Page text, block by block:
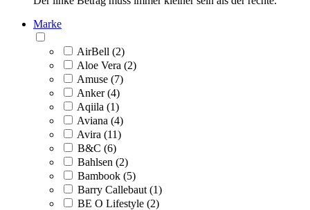
Marke
AirBell (2)
Aloe Vera (2)
Amuse (7)
Anker (4)
Aqiila (1)
Aviana (4)
Avira (11)
B&C (6)
Bahlsen (2)
Bambook (5)
Barry Callebaut (1)
BE O Lifestyle (2)